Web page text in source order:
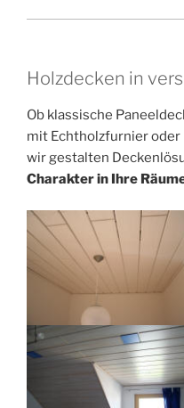
Holzdecken in
Ob klassische
mit Echtholzfurnier
wir gestalten
Charakter in Ihre